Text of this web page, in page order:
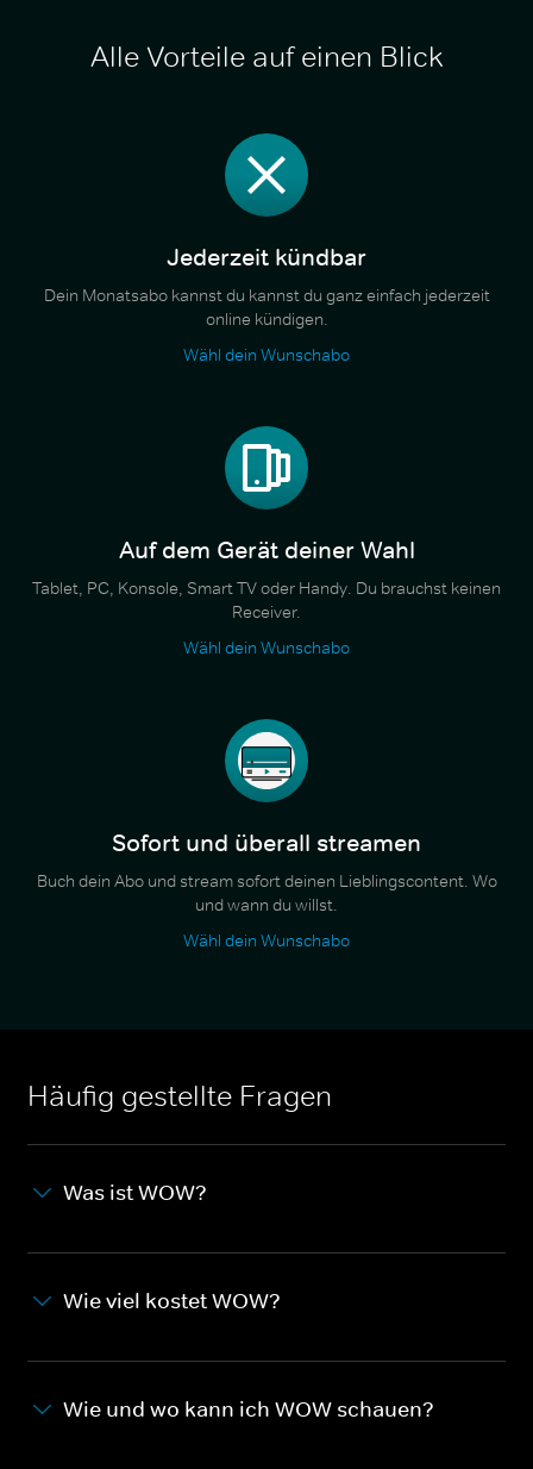
Alle Vorteile auf einen Blick
Jederzeit kündbar
Dein Monatsabo kannst du kannst du ganz einfach jederzeit
online kündigen.
Wähl dein Wunschabo
Auf dem Gerät deiner Wahl
Tablet, PC, Konsole, Smart TV oder Handy. Du brauchst keinen
Receiver.
Wähl dein Wunschabo
Sofort und überall streamen
Buch dein Abo und stream sofort deinen Lieblingscontent. Wo
und wann du willst.
Wähl dein Wunschabo
Häufig gestellte Fragen
Was ist WOW?
Wie viel kostet WOW?
Wie und wo kann ich WOW schauen?